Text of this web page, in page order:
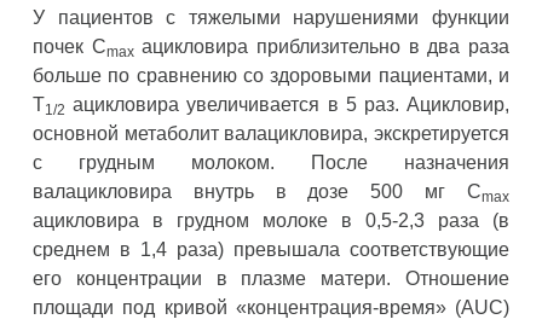
У пациентов с тяжелыми нарушениями функции
почек Сmaxацикловира приблизительно в два раза
больше по сравнению со здоровыми пациентами, и
Т1/2 ацикловира увеличивается в 5 раз. Ацикловир,
основной метаболит валацикловира, экскретируется
с грудным молоком. После назначения
валацикловира внутрь в дозе 500 мг Сmax
ацикловира в грудном молоке в 0,5-2,3 раза (в
среднем в 1,4 раза) превышала соответствующие
его концентрации в плазме матери. Отношение
площади под кривой «концентрация-время» (AUC)